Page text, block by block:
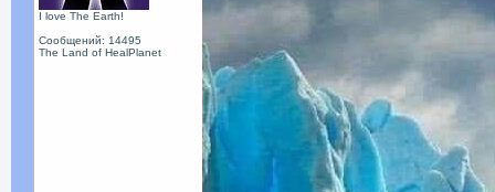
I love The Earth!
Сообщений: 14495
The Land of HealPlanet